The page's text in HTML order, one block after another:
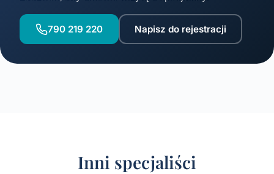
790 219 220 Napisz do rejestracji
Inni specjaliści